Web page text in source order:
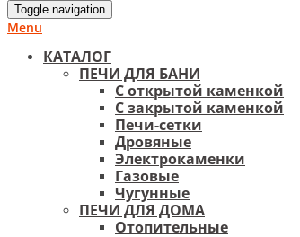
Toggle navigation
Menu
КАТАЛОГ
ПЕЧИ ДЛЯ БАНИ
С открытой каменкой
С закрытой каменкой
Печи-сетки
Дровяные
Электрокаменки
Газовые
Чугунные
ПЕЧИ ДЛЯ ДОМА
Отопительные